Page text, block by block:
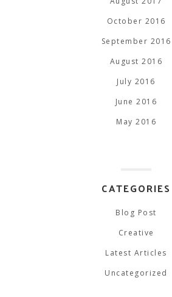
October 2016
September 2016
August 2016
July 2016
June 2016
May 2016
CATEGORIES
Blog Post
Creative
Latest Articles
Uncategorized